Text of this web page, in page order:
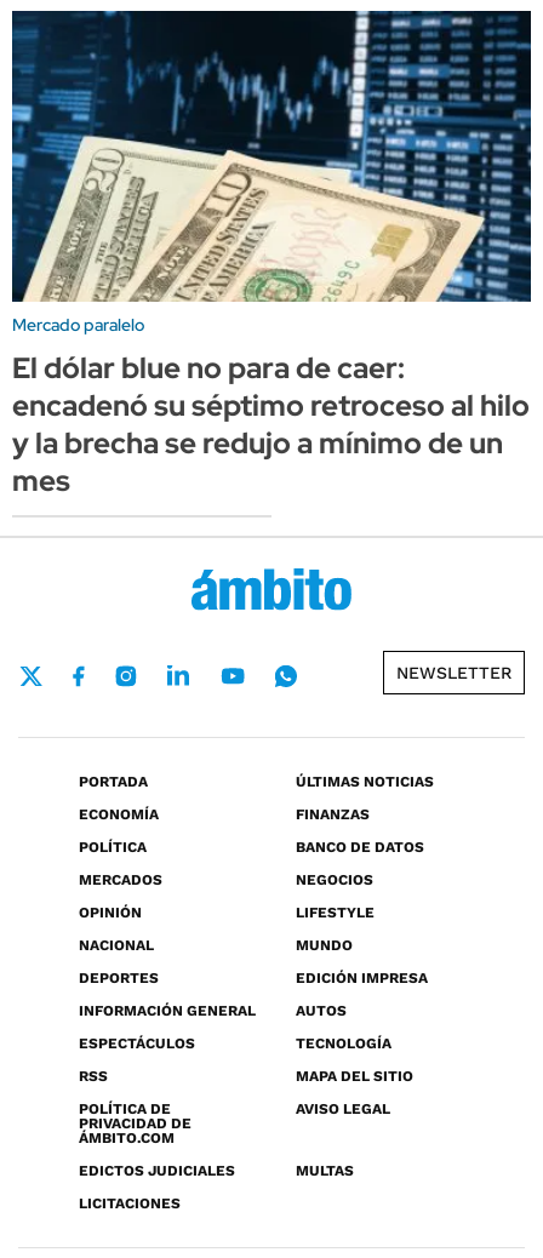
Mercado paralelo
El dólar blue no para de caer:
encadenó su séptimo retroceso al hilo
y la brecha se redujo a mínimo de un
mes
NEWSLETTER
PORTADA
ÚLTIMAS NOTICIAS
ECONOMÍA
FINANZAS
POLÍTICA
BANCO DE DATOS
MERCADOS
NEGOCIOS
OPINIÓN
LIFESTYLE
NACIONAL
MUNDO
DEPORTES
EDICIÓN IMPRESA
INFORMACIÓN GENERAL
AUTOS
ESPECTÁCULOS
TECNOLOGÍA
RSS
MAPA DEL SITIO
POLÍTICA DE
PRIVACIDAD DE
ÁMBITO.COM
AVISO LEGAL
EDICTOS JUDICIALES
MULTAS
LICITACIONES